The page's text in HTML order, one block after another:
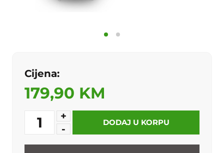
Cijena:
179,90 KM
1
+
-
DODAJ U KORPU